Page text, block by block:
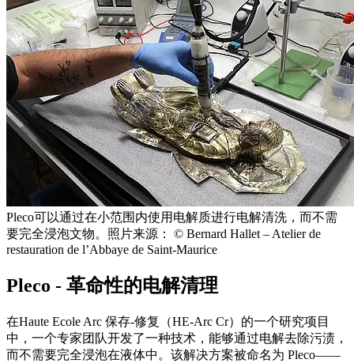
Pleco可以通过在小范围内使用电解质进行电解清洗，而不需
要完全浸泡文物。照片来源： © Bernard Hallet – Atelier de
restauration de l’Abbaye de Saint-Maurice
Pleco - 革命性的电解清理
在Haute Ecole Arc 保存-修复（HE-Arc Cr）的一个研究项目
中，一个专家团队开发了一种技术，能够通过电解去除污渍，
而不需要完全浸泡在液体中。该解决方案被命名为 Pleco——